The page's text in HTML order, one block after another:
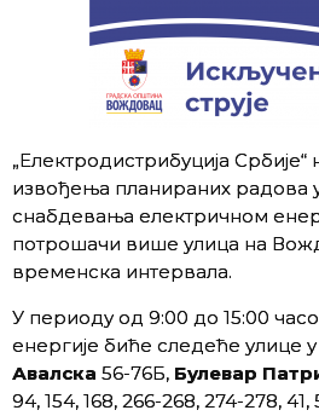
„Електродистрибуција Србије“
извођења планираних радова у
снабдевања електричном
потрошачи више улица на
временска интервала.
У периоду од 9:00 до 15:00
енергије биће следеће улице
Авалска 56-76Б, Булевар
94, 154, 168, 266-268, 274-278, 41,